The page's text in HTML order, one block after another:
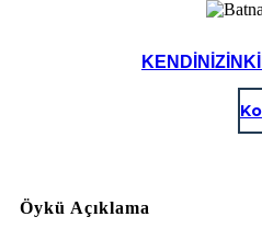
Öykü Açıklama